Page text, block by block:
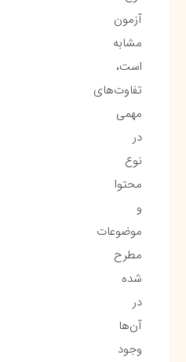
آزمون
مشابه
است،
تفاوت‌های
مهمی
در
نوع
محتوا
و
موضوعات
مطرح
شده
در
آن‌ها
وجود